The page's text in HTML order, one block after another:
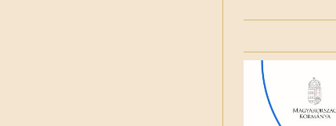
field
empty.